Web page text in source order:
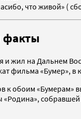
что живой» (
факты
и жил на Дальнем
фильма «Бумер»,
к обоим «Бумерам»
собравшей